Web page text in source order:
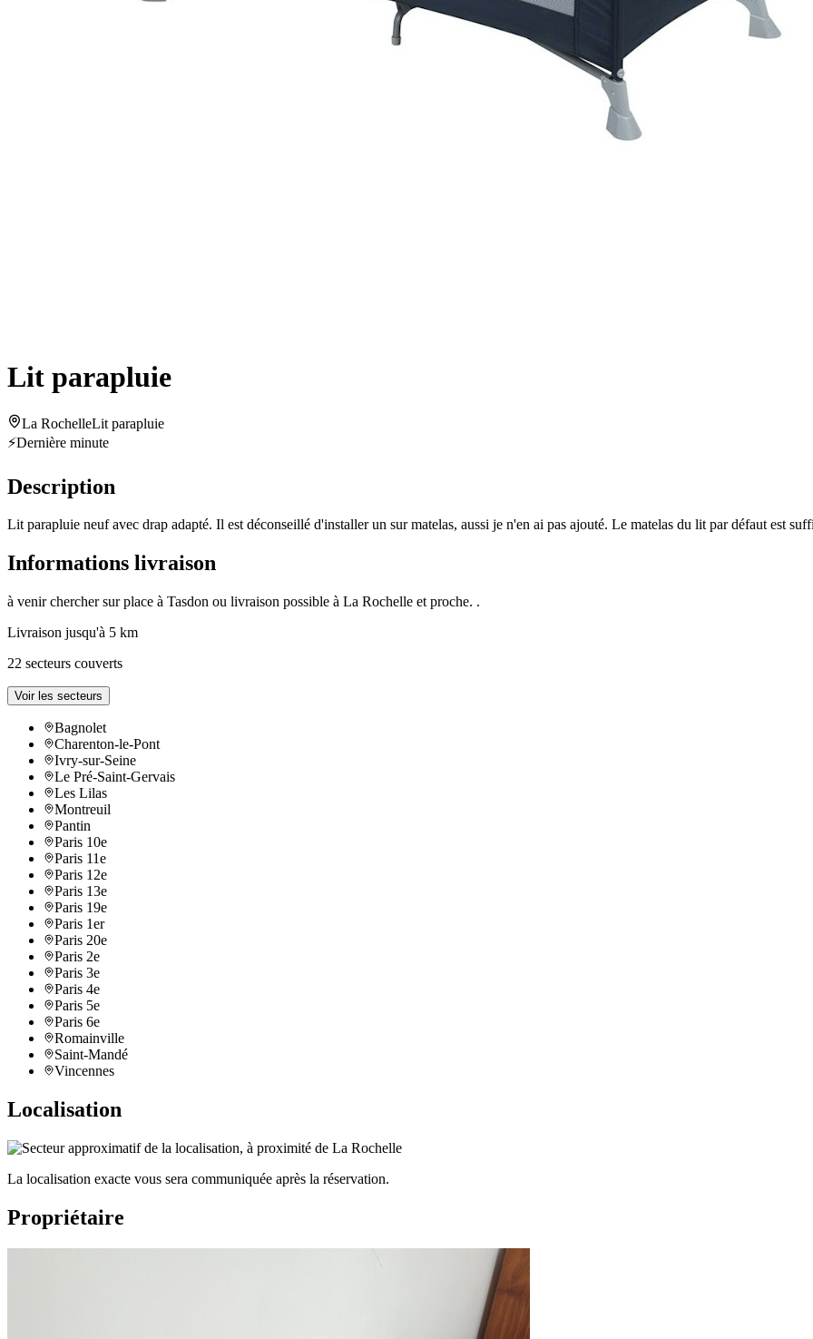
Lit parapluie
La RochelleLit parapluie
⚡Dernière minute
Description
Lit parapluie neuf avec drap adapté. Il est déconseillé d'installer un sur matelas, aussi je n'en ai pas ajouté. Le matelas du lit par défaut est
Informations livraison
à venir chercher sur place à Tasdon ou livraison possible à La Rochelle et proche. .
Livraison jusqu'à 5 km
22 secteurs couverts
Voir les secteurs
Bagnolet
Charenton-le-Pont
Ivry-sur-Seine
Le Pré-Saint-Gervais
Les Lilas
Montreuil
Pantin
Paris 10e
Paris 11e
Paris 12e
Paris 13e
Paris 19e
Paris 1er
Paris 20e
Paris 2e
Paris 3e
Paris 4e
Paris 5e
Paris 6e
Romainville
Saint-Mandé
Vincennes
Localisation
La localisation exacte vous sera communiquée après la réservation.
Propriétaire